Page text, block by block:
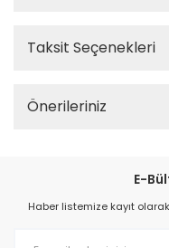
Taksit Seçenekleri
Önerileriniz
E-
Haber listemize kayıt